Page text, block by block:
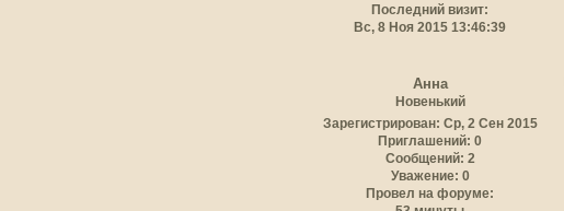
Последний визит:
Вс, 8 Ноя 2015 13:46:39
Анна
Новенький
Зарегистрирован: Ср, 2 Сен 2015
Приглашений: 0
Сообщений: 2
Уважение: 0
Провел на форуме: